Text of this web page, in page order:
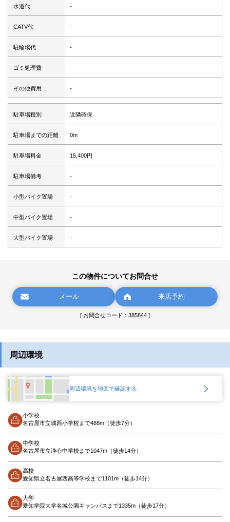
水道代 -
CATV代 -
駐輪場代 -
ゴミ処理費 -
その他費用 -
駐車場種別 近隣確保
駐車場までの距離 0m
駐車場料金 15,400円
駐車場備考 -
小型バイク置場 -
中型バイク置場 -
大型バイク置場 -
この物件についてお問合せ
メール 来店予約
[ お問合せコード：385844 ]
周辺環境
周辺環境を地図で確認する
小学校
名古屋市立城西小学校まで488m（徒歩7分）
中学校
名古屋市立浄心中学校まで1047m（徒歩14分）
高校
愛知県立名古屋西高等学校まで1101m（徒歩14分）
大学
愛知学院大学名城公園キャンパスまで1335m（徒歩17分）